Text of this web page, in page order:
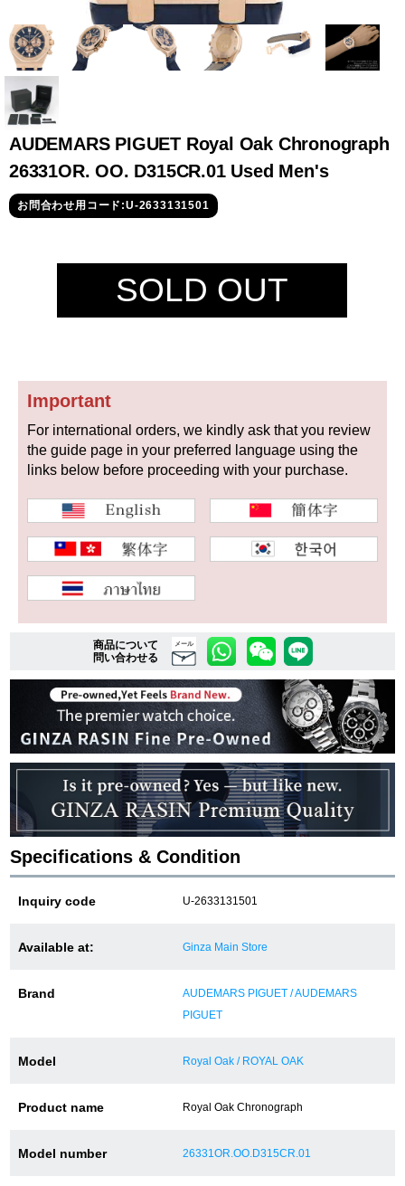
セイコー
コンスタンタン
チューダー
商品の状態から探す
新品 未使用品
中古品 アンティーク品
WEB限定品 SALE
複数条件で商品を絞り込む
ご利用ガイド
GINZA RASINのプレミアムクオリティについて
送料・お支払方法
ショッピングローンの流れ
よくある質問
お問い合わせ
ラッピングサービス
腕時計サイズ調整サービス
店舗受け取りサービス
AUDEMARS PIGUET Royal Oak Chronograph
26331OR. OO. D315CR.01 Used Men's
お問合わせ用コード:U-2633131501
SOLD OUT
Important
For international orders, we kindly ask that you review
the guide page in your preferred language using the
links below before proceeding with your purchase.
商品について
問い合わせる
メール
Specifications & Condition
Inquiry code U-2633131501
Available at: Ginza Main Store
Brand
AUDEMARS PIGUET / AUDEMARS
PIGUET
Model Royal Oak / ROYAL OAK
Product name Royal Oak Chronograph
Model number 26331OR.OO.D315CR.01